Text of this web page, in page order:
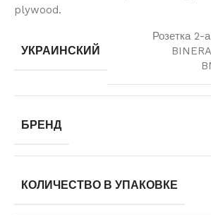
plywood.
УКРАИНСКИЙ
Розетка 2-
БРЕНД
КОЛИЧЕСТВО В УПАКОВКЕ